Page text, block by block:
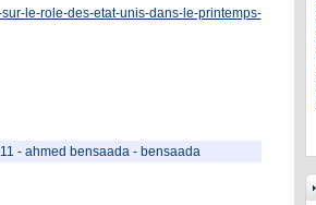
le-role-des-etat-unis-dans-le-printemps-
- ahmed bensaada- bensaada